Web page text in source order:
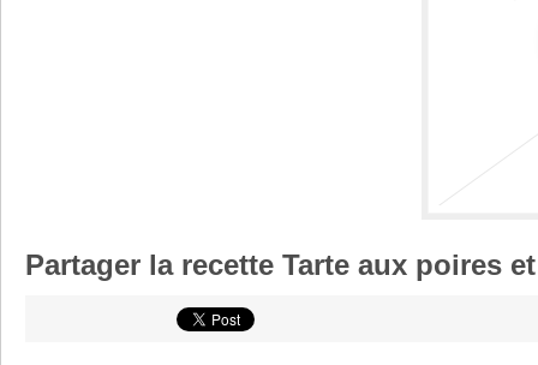
Partager la recette Tarte aux poires